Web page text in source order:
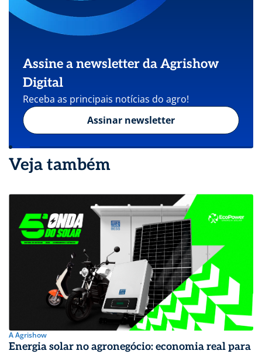
Assine a newsletter da Agrishow
Digital
Receba as principais notícias do agro!
Assinar newsletter
Veja também
A Agrishow
Energia solar no agronegócio: economia real para